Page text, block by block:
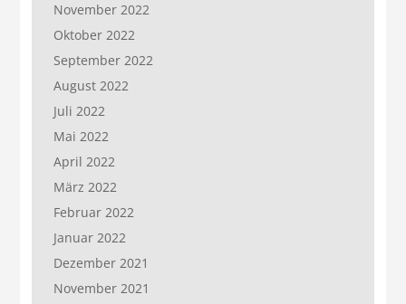
November 2022
Oktober 2022
September 2022
August 2022
Juli 2022
Mai 2022
April 2022
März 2022
Februar 2022
Januar 2022
Dezember 2021
November 2021